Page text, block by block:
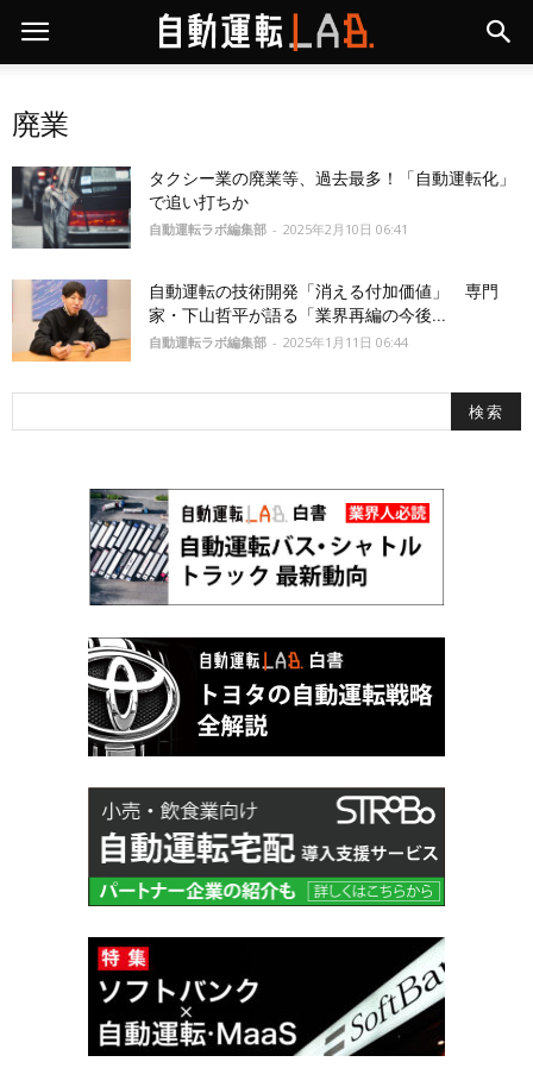
廃業
タクシー業の廃業等、過去最多！「自動運転化」
で追い打ちか
自動運転ラボ編集部 - 2025年2月10日 06:41
自動運転の技術開発「消える付加価値」 専門
家・下山哲平が語る「業界再編の今後...
自動運転ラボ編集部 - 2025年1月11日 06:44